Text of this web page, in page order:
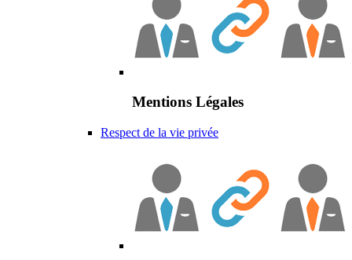
Mentions Légales
Respect de la vie privée